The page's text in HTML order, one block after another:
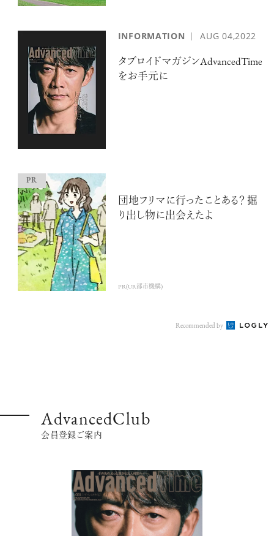
INFORMATION AUG 04,2022
タブロイドマガジンAdvancedTime
をお手元に
団地フリマに行ったことある？ 掘
り出し物に出会えたよ
PR(UR都市機構)
Recommended by
AdvancedClub
会員登録ご案内